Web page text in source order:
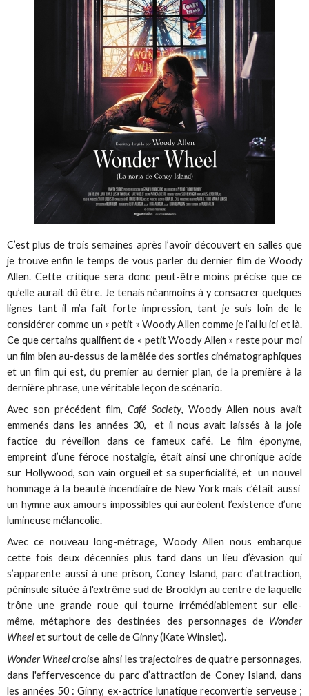
C’est plus de trois semaines après l’avoir découvert en salles que
je trouve enfin le temps de vous parler du dernier film de Woody
Allen. Cette critique sera donc peut-être moins précise que ce
qu’elle aurait dû être. Je tenais néanmoins à y consacrer quelques
lignes tant il m’a fait forte impression, tant je suis loin de le
considérer comme un « petit » Woody Allen comme je l’ai lu ici et là.
Ce que certains qualifient de « petit Woody Allen » reste pour moi
un film bien au-dessus de la mêlée des sorties cinématographiques
et un film qui est, du premier au dernier plan, de la première à la
dernière phrase, une véritable leçon de scénario.
Avec son précédent film,Café Society, Woody Allen nous avait
emmenés dans les années 30, et il nous avait laissés à la joie
factice du réveillon dans ce fameux café. Le film éponyme,
empreint d’une féroce nostalgie, était ainsi une chronique acide
sur Hollywood, son vain orgueil et sa superficialité, et un nouvel
hommage à la beauté incendiaire de New York mais c’était aussi
un hymne aux amours impossibles qui auréolent l’existence d’une
lumineuse mélancolie.
Avec ce nouveau long-métrage, Woody Allen nous embarque
cette fois deux décennies plus tard dans un lieu d’évasion qui
s’apparente aussi à une prison, Coney Island, parc d’attraction,
péninsule située à l'extrême sud de Brooklyn au centre de laquelle
trône une grande roue qui tourne irrémédiablement sur elle-
même, métaphore des destinées des personnages de Wonder
Wheelet surtout de celle de Ginny (Kate Winslet).
Wonder Wheelcroise ainsi les trajectoires de quatre personnages,
dans l'effervescence du parc d’attraction de Coney Island, dans
les années 50 : Ginny, ex-actrice lunatique reconvertie serveuse ;